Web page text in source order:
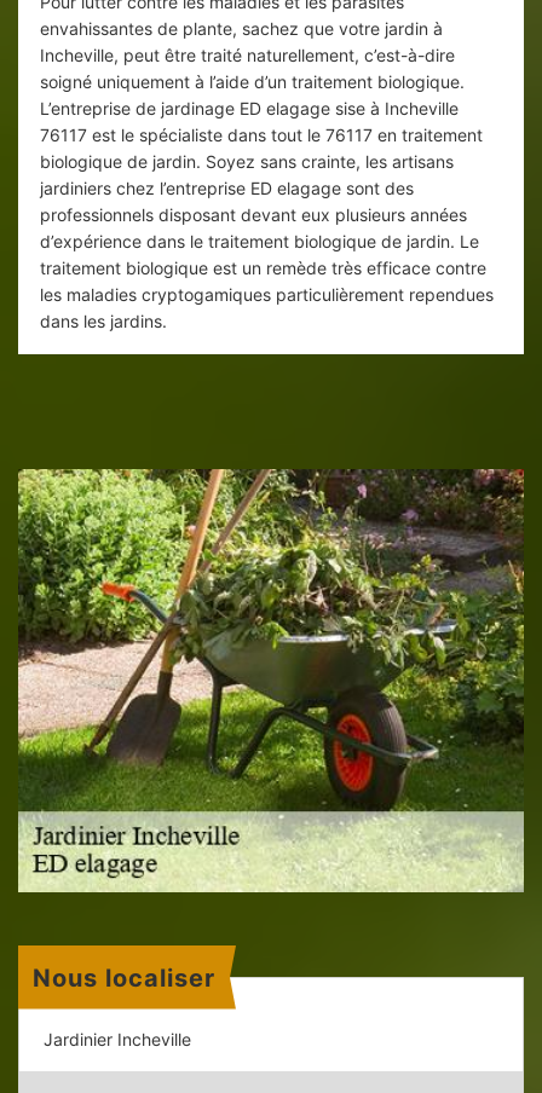
envahissantes de plante, sachez que votre jardin à
Incheville, peut être traité naturellement, c’est-à-dire
soigné uniquement à l’aide d’un traitement biologique.
L’entreprise de jardinage ED elagage sise à Incheville
76117 est le spécialiste dans tout le 76117 en traitement
biologique de jardin. Soyez sans crainte, les artisans
jardiniers chez l’entreprise ED elagage sont des
professionnels disposant devant eux plusieurs années
d’expérience dans le traitement biologique de jardin. Le
traitement biologique est un remède très efficace contre
les maladies cryptogamiques particulièrement rependues
dans les jardins.
Nous localiser
Jardinier Incheville